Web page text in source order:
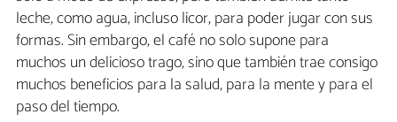
leche, como agua, incluso licor, para poder jugar con sus
formas. Sin embargo, el café no solo supone para
muchos un delicioso trago, sino que también trae consigo
muchos beneficios para la salud, para la mente y para el
paso del tiempo.